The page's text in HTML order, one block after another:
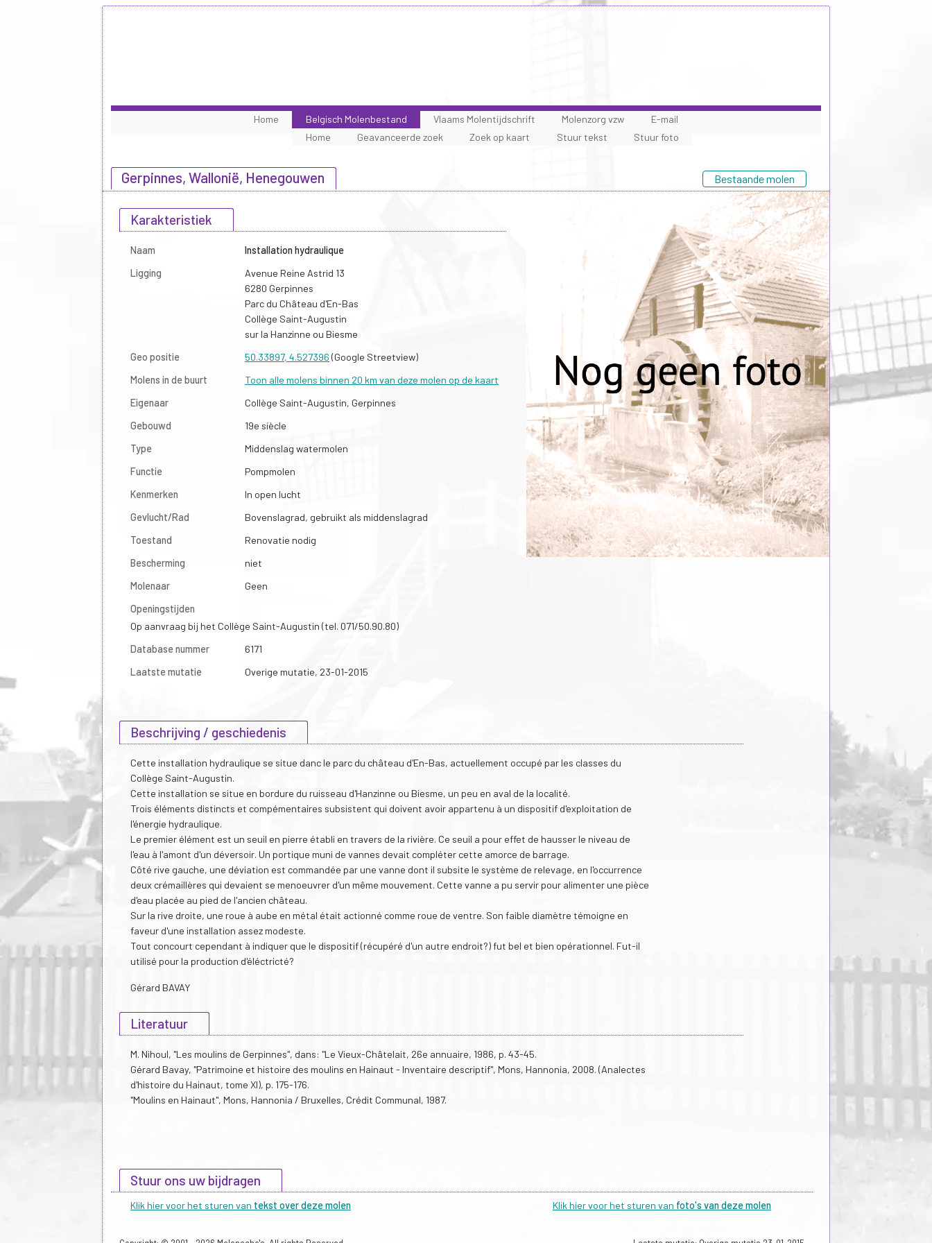
Home
Belgisch Molenbestand
Home
Geavanceerde zoek Zoek op kaart Stuur tekst Stuur foto
Vlaams Molentijdschrift Molenzorg vzw E-mail
Gerpinnes, Wallonië, Henegouwen Bestaande molen
Karakteristiek
Naam
Installation hydraulique
Ligging
Avenue Reine Astrid 13
6280 Gerpinnes
Parc du Château d'En-Bas
Collège Saint-Augustin
sur la Hanzinne ou Biesme
Geo positie
50.33897, 4.527396 (Google Streetview)
Molens in de buurt
Toon alle molens binnen 20 km van deze molen op de kaart
Eigenaar
Collège Saint-Augustin, Gerpinnes
Gebouwd
19e siècle
Type
Middenslag watermolen
Functie
Pompmolen
Kenmerken
In open lucht
Gevlucht/Rad
Bovenslagrad, gebruikt als middenslagrad
Toestand
Renovatie nodig
Bescherming
niet
Molenaar
Geen
Openingstijden
Op aanvraag bij het Collège Saint-Augustin (tel. 071/50.90.80)
Database nummer
6171
Laatste mutatie
Overige mutatie, 23-01-2015
Beschrijving / geschiedenis
Cette installation hydraulique se situe danc le parc du château d'En-Bas, actuellement occupé par les classes du
Collège Saint-Augustin.
Cette installation se situe en bordure du ruisseau d'Hanzinne ou Biesme, un peu en aval de la localité.
Trois éléments distincts et compémentaires subsistent qui doivent avoir appartenu à un dispositif d'exploitation de
l'énergie hydraulique.
Le premier élément est un seuil en pierre établi en travers de la rivière. Ce seuil a pour effet de hausser le niveau de
l'eau à l'amont d'un déversoir. Un portique muni de vannes devait compléter cette amorce de barrage.
Côté rive gauche, une déviation est commandée par une vanne dont il subsite le système de relevage, en l'occurrence
deux crémaillères qui devaient se menoeuvrer d'un même mouvement. Cette vanne a pu servir pour alimenter une pièce
d'eau placée au pied de l'ancien château.
Sur la rive droite, une roue à aube en métal était actionné comme roue de ventre. Son faible diamètre témoigne en
faveur d'une installation assez modeste.
Tout concourt cependant à indiquer que le dispositif (récupéré d'un autre endroit?) fut bel et bien opérationnel. Fut-il
utilisé pour la production d'éléctricté?
Gérard BAVAY
Literatuur
M. Nihoul, "Les moulins de Gerpinnes", dans: "Le Vieux-Châtelait, 26e annuaire, 1986, p. 43-45.
Gérard Bavay, "Patrimoine et histoire des moulins en Hainaut - Inventaire descriptif", Mons, Hannonia, 2008. (Analectes
d'histoire du Hainaut, tome XI), p. 175-176.
"Moulins en Hainaut", Mons, Hannonia / Bruxelles, Crédit Communal, 1987.
Stuur ons uw bijdragen
Klik hier voor het sturen van tekst over deze molen Klik hier voor het sturen van foto's van deze molen